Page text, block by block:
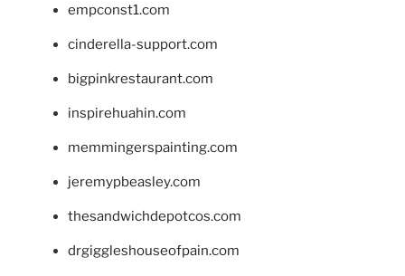
empconst1.com
cinderella-support.com
bigpinkrestaurant.com
inspirehuahin.com
memmingerspainting.com
jeremypbeasley.com
thesandwichdepotcos.com
drgiggleshouseofpain.com